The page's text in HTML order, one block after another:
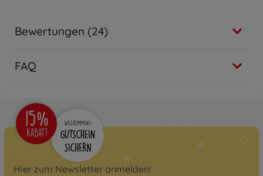
Bewertungen (24)
FAQ
Hier zum Newsletter anmelden!